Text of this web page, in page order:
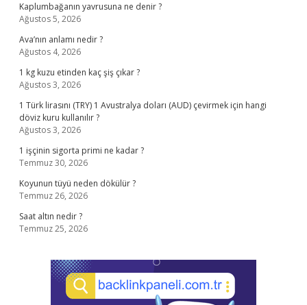
Kaplumbağanın yavrusuna ne denir ?
Ağustos 5, 2026
Ava’nın anlamı nedir ?
Ağustos 4, 2026
1 kg kuzu etinden kaç şiş çıkar ?
Ağustos 3, 2026
1 Türk lirasını (TRY) 1 Avustralya doları (AUD) çevirmek için hangi
döviz kuru kullanılır ?
Ağustos 3, 2026
1 işçinin sigorta primi ne kadar ?
Temmuz 30, 2026
Koyunun tüyü neden dökülür ?
Temmuz 26, 2026
Saat altın nedir ?
Temmuz 25, 2026